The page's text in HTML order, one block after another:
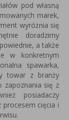
pod własną
marek,
wyróżnia się
doradzimy
a także
w konkretnym
spawarka,
towar z branży
zapoznania się z
posiadaczy
procesem cięcia i